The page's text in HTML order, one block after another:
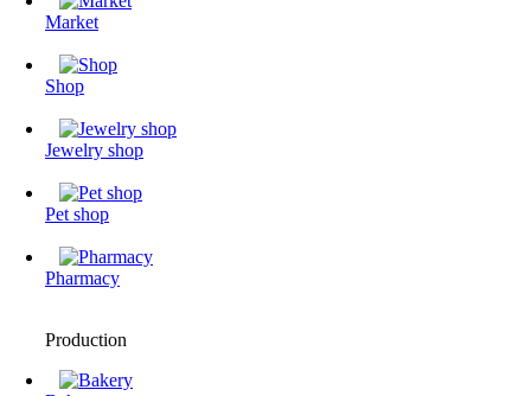
Market
Shop
Jewelry shop
Pet shop
Pharmacy
Production